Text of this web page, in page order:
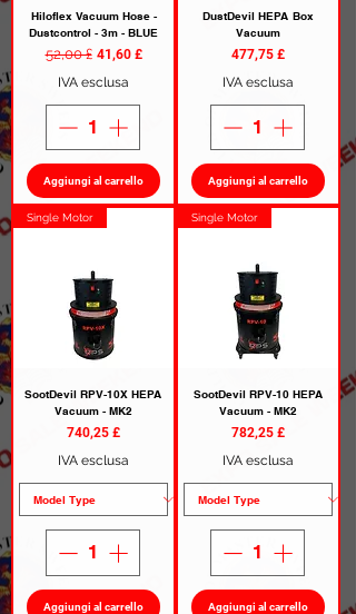
Hiloflex Vacuum Hose -
Dustcontrol - 3m - BLUE
Prezzo regolare
52,00 £ Prezzo scontato
41,60 £
IVA esclusa
Aggiungi al carrello
DustDevil HEPA Box
Vacuum
Prezzo
477,75 £
IVA esclusa
Aggiungi al carrello
Single Motor
SootDevil RPV-10X HEPA
Vacuum - MK2
Prezzo
740,25 £
IVA esclusa
Aggiungi al carrello
Single Motor
SootDevil RPV-10 HEPA
Vacuum - MK2
Prezzo
782,25 £
IVA esclusa
Aggiungi al carrello